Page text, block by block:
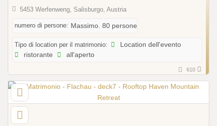
5453 Werfenweng, Salisburgo, Austria
numero di persone: Massimo. 80 persone
Tipo di location per il matrimonio:
Location dell'evento
ristorante
all'aperto
610